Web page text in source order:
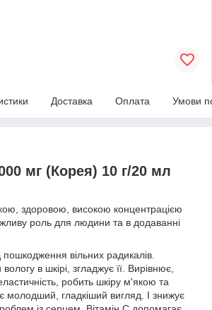
Доставка Оплата Умови
мг (Корея) 10 г/20 мл
здоровою, високою концентрацією
роль для людини та в додаванні
пошкодження вільних радикалів.
в шкірі, згладжує її. Вирівнює,
робить шкіру м'якою та
молодший, гладкіший вигляд. І знижує